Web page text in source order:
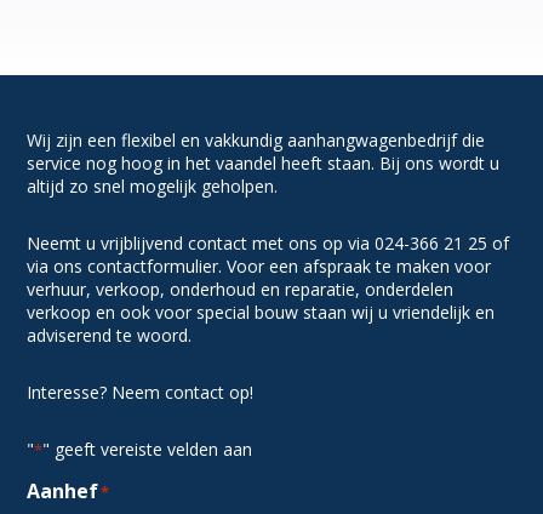
Wij zijn een flexibel en vakkundig aanhangwagenbedrijf die
service nog hoog in het vaandel heeft staan. Bij ons wordt u
altijd zo snel mogelijk geholpen.
Neemt u vrijblijvend contact met ons op via 024-366 21 25 of
via ons contactformulier. Voor een afspraak te maken voor
verhuur, verkoop, onderhoud en reparatie, onderdelen
verkoop en ook voor special bouw staan wij u vriendelijk en
adviserend te woord.
Interesse? Neem contact op!
"*" geeft vereiste velden aan
Aanhef*